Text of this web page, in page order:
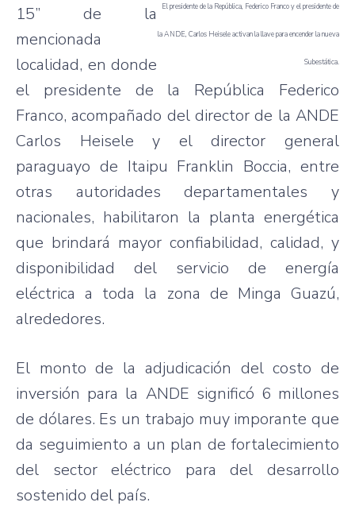
El presidente de la República, Federico Franco y el presidente de
la ANDE, Carlos Heisele activan la llave para encender la nueva
Subestática.
15” de la
mencionada
localidad, en donde
el presidente de la República Federico
Franco, acompañado del director de la ANDE
Carlos Heisele y el director general
paraguayo de Itaipu Franklin Boccia, entre
otras autoridades departamentales y
nacionales, habilitaron la planta energética
que brindará mayor confiabilidad, calidad, y
disponibilidad del servicio de energía
eléctrica a toda la zona de Minga Guazú,
alrededores.
El monto de la adjudicación del costo de
inversión para la ANDE significó 6 millones
de dólares. Es un trabajo muy imporante que
da seguimiento a un plan de fortalecimiento
del sector eléctrico para del desarrollo
sostenido del país.